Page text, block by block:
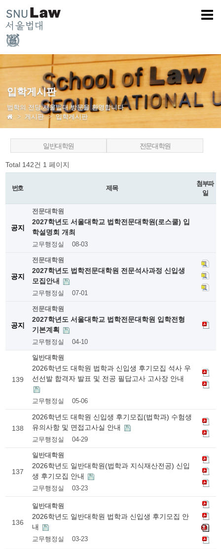
입학게시판
법학의 전당 서울법대 방문을 환영합니다
게시판
입학게시판
일반대학원 전문대학원
Total 142건 1 페이지
번호 제목
첨부파
일
공지
전문대학원
2027학년도 서울대학교 법학전문대학원(로스쿨) 입
학설명회 개최
교무행정실 08-03
공지
전문대학원
2027학년도 법학전문대학원 전문석사과정 신입생
모집안내
교무행정실 07-01
공지
전문대학원
2027학년도 서울대학교 법학전문대학원 입학전형
기본계획
교무행정실 04-10
139
일반대학원
2026학년도 대학원 법학과 신입생 후기모집 석사 우
선선발 합격자 발표 및 전공 필답고사 고사장 안내
교무행정실 05-06
138
2026학년도 대학원 신입생 후기모집(법학과) 수험생
유의사항 및 면접고사실 안내
교무행정실 04-29
137
일반대학원
2026학년도 일반대학원(법학과 지식재산전공) 신입
생 후기모집 안내
교무행정실 03-23
136
일반대학원
2026학년도 일반대학원 법학과 신입생 후기모집 안
내
교무행정실 03-23